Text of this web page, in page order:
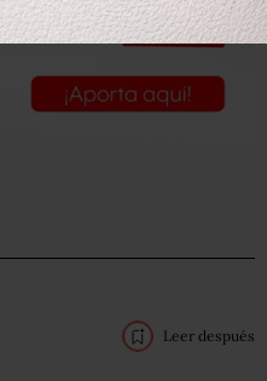
Leer después